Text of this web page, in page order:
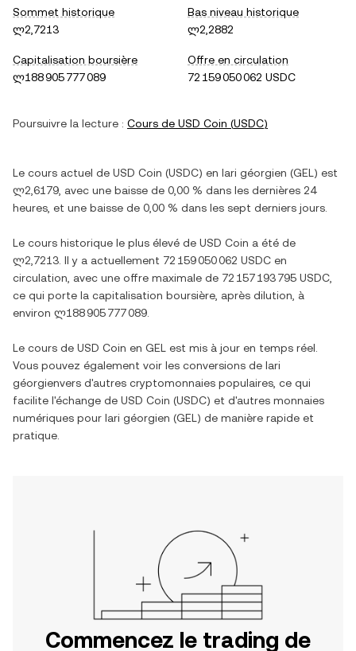
Sommet historique
ლ2,7213
Bas niveau historique
ლ2,2882
Capitalisation boursière
ლ188 905 777 089
Offre en circulation
72 159 050 062 USDC
Poursuivre la lecture : Cours de USD Coin (USDC)
Le cours actuel de USD Coin (USDC) en lari géorgien (GEL ) est
ლ2,6179 , avec une baisse de 0,00 % dans les dernières 24
heures, et une baisse de 0,00 % dans les sept derniers jours.
Le cours historique le plus élevé de USD Coin a été de
ლ2,7213 . Il y a actuellement 72 159 050 062 USDC en
circulation, avec une offre maximale de 72 157 193 795 USDC
ce qui porte la capitalisation boursière, après dilution, à
environ ლ188 905 777 089
Le cours de USD Coin en GEL est mis à jour en temps réel.
Vous pouvez également voir les conversions de lari
géorgienvers d'autres cryptomonnaies populaires, ce qui
facilite l'échange de USD Coin (USDC) et d'autres monnaies
numériques pour lari géorgien (GEL ) de manière rapide et
pratique.
Commencez le trading de